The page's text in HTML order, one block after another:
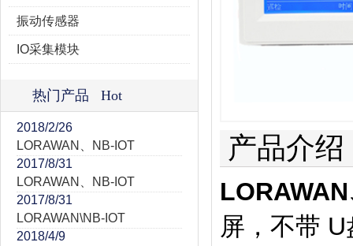
振动传感器
IO采集模块
热门产品 Hot
2018/2/26
LORAWAN、NB-IOT
2017/8/31
LORAWAN、NB-IOT
2017/8/31
LORAWAN\NB-IOT
2018/4/9
产品介绍
屏，不带